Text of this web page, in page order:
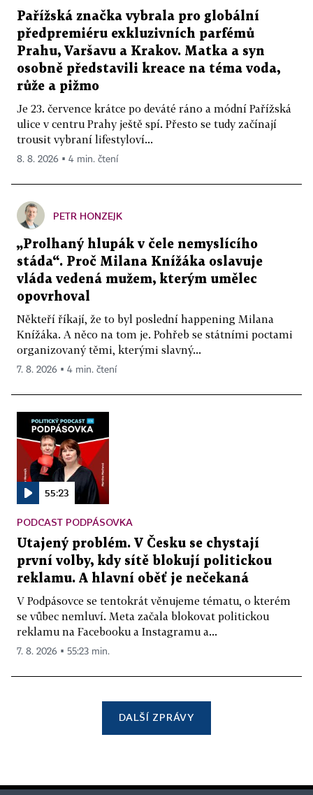
Pařížská značka vybrala pro globální
předpremiéru exkluzivních parfémů
Prahu, Varšavu a Krakov. Matka a syn
osobně představili kreace na téma voda,
růže a pižmo
Je 23. července krátce po deváté ráno a módní Pařížská
ulice v centru Prahy ještě spí. Přesto se tudy začínají
trousit vybraní lifestyloví...
8. 8. 2026 ▪ 4 min. čtení
PETR HONZEJK
„Prolhaný hlupák v čele nemyslícího
stáda“. Proč Milana Knížáka oslavuje
vláda vedená mužem, kterým umělec
opovrhoval
Někteří říkají, že to byl poslední happening Milana
Knížáka. A něco na tom je. Pohřeb se státními poctami
organizovaný těmi, kterými slavný...
7. 8. 2026 ▪ 4 min. čtení
55:23
PODCAST PODPÁSOVKA
Utajený problém. V Česku se chystají
první volby, kdy sítě blokují politickou
reklamu. A hlavní oběť je nečekaná
V Podpásovce se tentokrát věnujeme tématu, o kterém
se vůbec nemluví. Meta začala blokovat politickou
reklamu na Facebooku a Instagramu a...
7. 8. 2026 ▪ 55:23 min.
DALŠÍ ZPRÁVY